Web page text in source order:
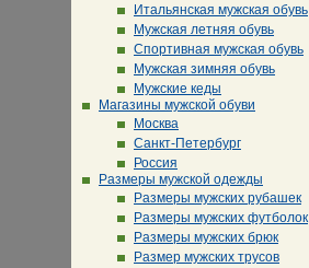
Итальянская мужская обувь
Мужская летняя обувь
Спортивная мужская обувь
Мужская зимняя обувь
Мужские кеды
Магазины мужской обуви
Москва
Санкт-Петербург
Россия
Размеры мужской одежды
Размеры мужских рубашек
Размеры мужских футболок
Размеры мужских брюк
Размер мужских трусов